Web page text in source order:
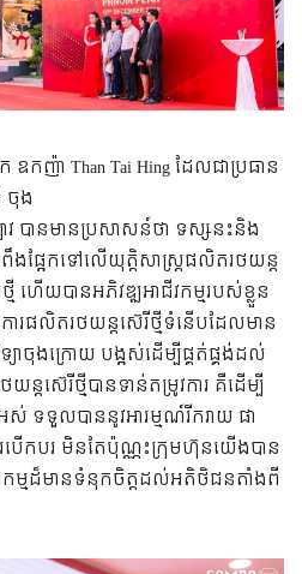
ឧកញ៉ា Than Tai Hing ដែលជាប្រធាន​
ចុង
វ បានមានប្រ​សាសន៍ថា ទស្សនះនិង
ងផ្អែកទៅលើយុត្តិសាស្ត្រផលិតរថយន្ត
មី ហើយបានអភិវឌ្ឍអាជីវកម្មរបស់ខ្លួន
ការផលិតរថយន្តស៊េរីថ្មីទំនើបដែលមាន
ាចុងក្រោយ បង្អស់ដើម្បីផ្គត់ផ្គង់ដល់
ស៊េរីថ្មី​បានទាន់តម្រូវការ គឺដើម្បី
ទួលបាននូវអារម្មណ៍រីករាយ ផា
បើកបរ មិនតែប៉ុណ្ណះក្រុមហ៊ុនយើងបាន
ម្មដ៏មានទំនុកចិត្តដល់អតិថិជនតាំងពី